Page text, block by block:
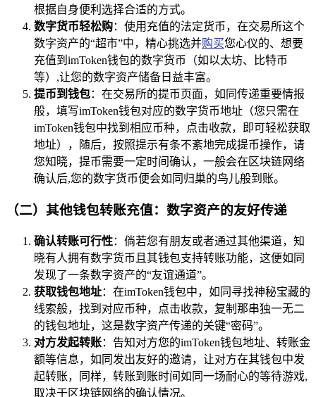
根据自身便利选择合适的方式。
数字货币轻松购：使用充值的法定货币，在交易所这个
数字资产的“超市”中，精心挑选并购买您心仪的、想要
充值到imToken钱包的数字货币（如以太坊、比特币
等）,让您的数字资产储备日益丰富。
提币到钱包：在交易所的提币页面，如同传递重要情报
般，填写imToken钱包对应的数字货币地址（您只需在
imToken钱包中找到相应币种，点击收款，即可轻松获取
地址），随后，按照提示有条不紊地完成提币操作，请
您知晓，提币需要一定时间确认，一般会在区块链网络
确认后,您的数字货币便会如同归巢的鸟儿般到账。
（二）其他钱包转账充值：数字资产的友好传递
确认转账可行性：倘若您有朋友或者通过其他渠道，知
晓有人拥有数字货币且其钱包支持转账功能，这便如同
发现了一条数字资产的“友谊通道”。
获取钱包地址：在imToken钱包中，如同寻找神秘宝藏的
线索般，找到对应币种，点击收款，复制那串独一无二
的钱包地址，这是数字资产传递的关键“密码”。
对方发起转账：告知对方您的imToken钱包地址、转账金
额等信息，如同发出友好的邀请，让对方在其钱包中发
起转账，同样，转账到账时间如同一场耐心的等待游戏,
取决于区块链网络的确认情况。